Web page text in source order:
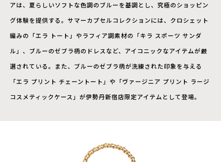
アは、夏らしいソフトな色調のブルーを基調とし、究極のショッピン
グ体験を提供する。サマーカプセルコレクションには、クロシェット
編みの「エラ トート」やラフィア調素材の「キラ スポーツ サンダ
ル」、ブルーのゼブラ柄のドレスなど、アイコニックなアイテムが厳
選されている。また、ブルーのゼブラ柄が洗練された印象を与える
「エラ プリント チェーントート」や「ヴァージニア プリント ラージ
コスメティックケース」が伊勢丹新宿店限定アイテムとして登場。